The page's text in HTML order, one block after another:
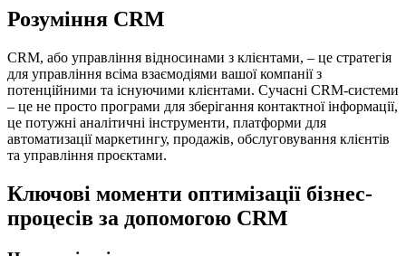
Розуміння CRM
CRM, або управління відносинами з клієнтами, – це стратегія
для управління всіма взаємодіями вашої компанії з
потенційними та існуючими клієнтами. Сучасні CRM-системи
– це не просто програми для зберігання контактної інформації,
це потужні аналітичні інструменти, платформи для
автоматизації маркетингу, продажів, обслуговування клієнтів
та управління проєктами.
Ключові моменти оптимізації бізнес-
процесів за допомогою CRM